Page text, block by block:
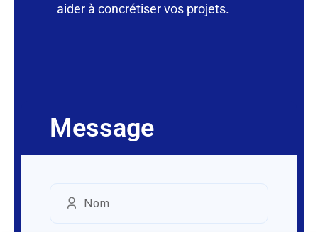
aider à concrétiser vos projets.
Message